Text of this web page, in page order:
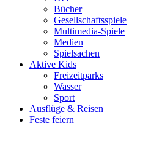
Bücher
Gesellschaftsspiele
Multimedia-Spiele
Medien
Spielsachen
Aktive Kids
Freizeitparks
Wasser
Sport
Ausflüge & Reisen
Feste feiern